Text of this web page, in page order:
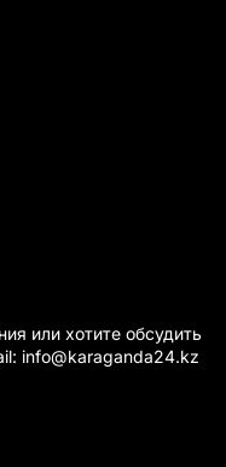
или хотите обсудить
info@karaganda24.kz